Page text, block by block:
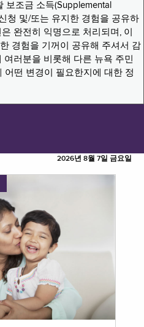
보조금 소득(Supplemental
청 및/또는 유지한 경험을 공유하
완전히 익명으로 처리되며, 이
경험을 기꺼이 공유해 주셔서 감
러분을 비롯해 다른 뉴욕 주민
어떤 변경이 필요한지에 대한 정
2026년 8월 7일 금요일